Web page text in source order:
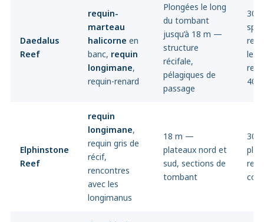
Daedalus
Reef
requin-
marteau
halicorne en
banc, requin
longimane,
requin-renard
Plongées le long
du tombant
jusqu’à 18 m —
structure
récifale,
pélagiques de
passage
30
les
40
Elphinstone
Reef
requin
longimane,
requin gris de
récif,
rencontres
avec les
longimanus
18 m —
plateaux nord et
sud, sections de
tombant
30